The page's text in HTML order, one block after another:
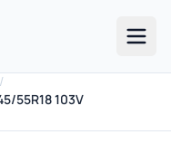
/
55R18 103V